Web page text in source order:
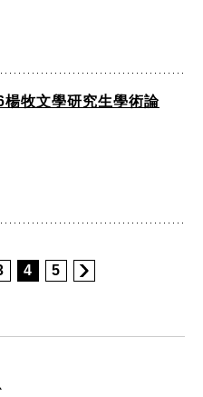
牧文學研究生學術論
4 5